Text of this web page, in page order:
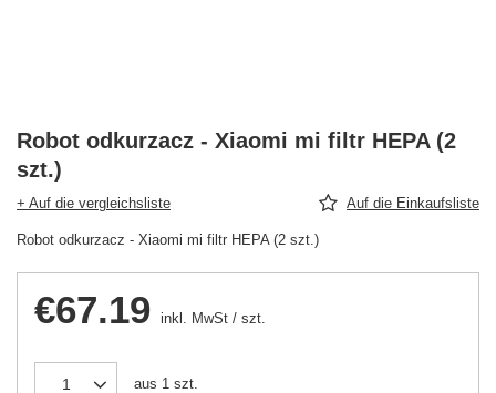
Robot odkurzacz - Xiaomi mi filtr HEPA (2
szt.)
+ Auf die vergleichsliste Auf die Einkaufsliste
Robot odkurzacz - Xiaomi mi filtr HEPA (2 szt.)
€67.19 inkl. MwSt / szt.
aus 1 szt.